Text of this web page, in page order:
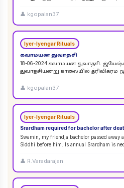
👤 kgopalan37
Iyer-Iyengar Rituals
கவாமயன துவாதசி
18-06-2024 கவாமயன துவாதசி. ஜ்யேஷ்ட மாத சுக்ல பக்ஷ
துவாதசியன்று காலையில்
👤 kgopalan37
Iyer-Iyengar Rituals
Srardham required for bachelor after
Swamin, my friend,a bachelor passed away and his
Siddhi before him. Is annual Srardham is
👤 R.Varadarajan